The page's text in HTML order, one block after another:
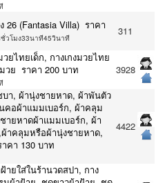
26 (Fantasia Villa) ราคา
วโมง33นาที45วินาที
311
วยไทยเด็ก, กางเกงมวยไทย
วย ราคา 200 บาท
3928
า, ผ้านุ่งชายหาด, ผ้าพันตัว
อผ้าแมมเบอร์ก, ผ้าคลุม
ายหาดผ้าแมมเบอร์ก, ผ้า
าคลุมหรือผ้านุ่งชายหาด,
คา 130 บาท
4422
ฝ้ายใส่ในร้านวดสปา, กาง